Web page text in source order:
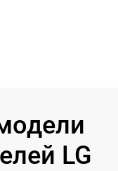
LG